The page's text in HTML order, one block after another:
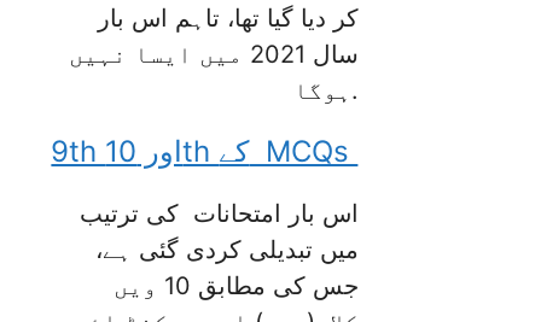
کر دیا گیا تھا، تاہم اس بار
سال 2021 میں ایسا نہیں
ہوگا.
9th اور 10th کےMCQs
میں تبدیلی کردی گئی ہے،
جس کی مطابق 10 ویں